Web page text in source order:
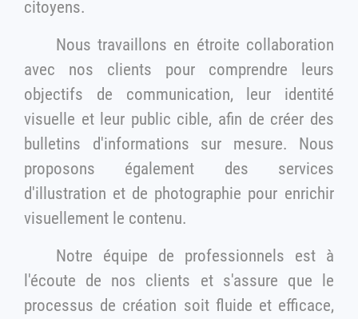
citoyens.
Nous travaillons en étroite collaboration
avec nos clients pour comprendre leurs
objectifs de communication, leur identité
visuelle et leur public cible, afin de créer des
bulletins d'informations sur mesure. Nous
proposons également des services
d'illustration et de photographie pour enrichir
visuellement le contenu.
Notre équipe de professionnels est à
l'écoute de nos clients et s'assure que le
processus de création soit fluide et efficace,